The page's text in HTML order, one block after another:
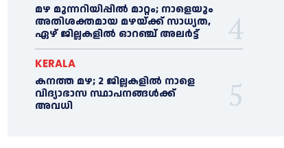
മഴ മുന്നറിയിപ്പിൽ മാറ്റം; നാളെയും
അതിശക്തമായ മഴയ്ക്ക് സാധ്യത,
ഏഴ് ജില്ലകളിൽ ഓറഞ്ച് അലർട്ട്
KERALA
കനത്ത മഴ; 2 ജില്ലകളില്‍ നാളെ
വിദ്യാഭാസ സ്ഥാപനങ്ങള്‍ക്ക്
അവധി